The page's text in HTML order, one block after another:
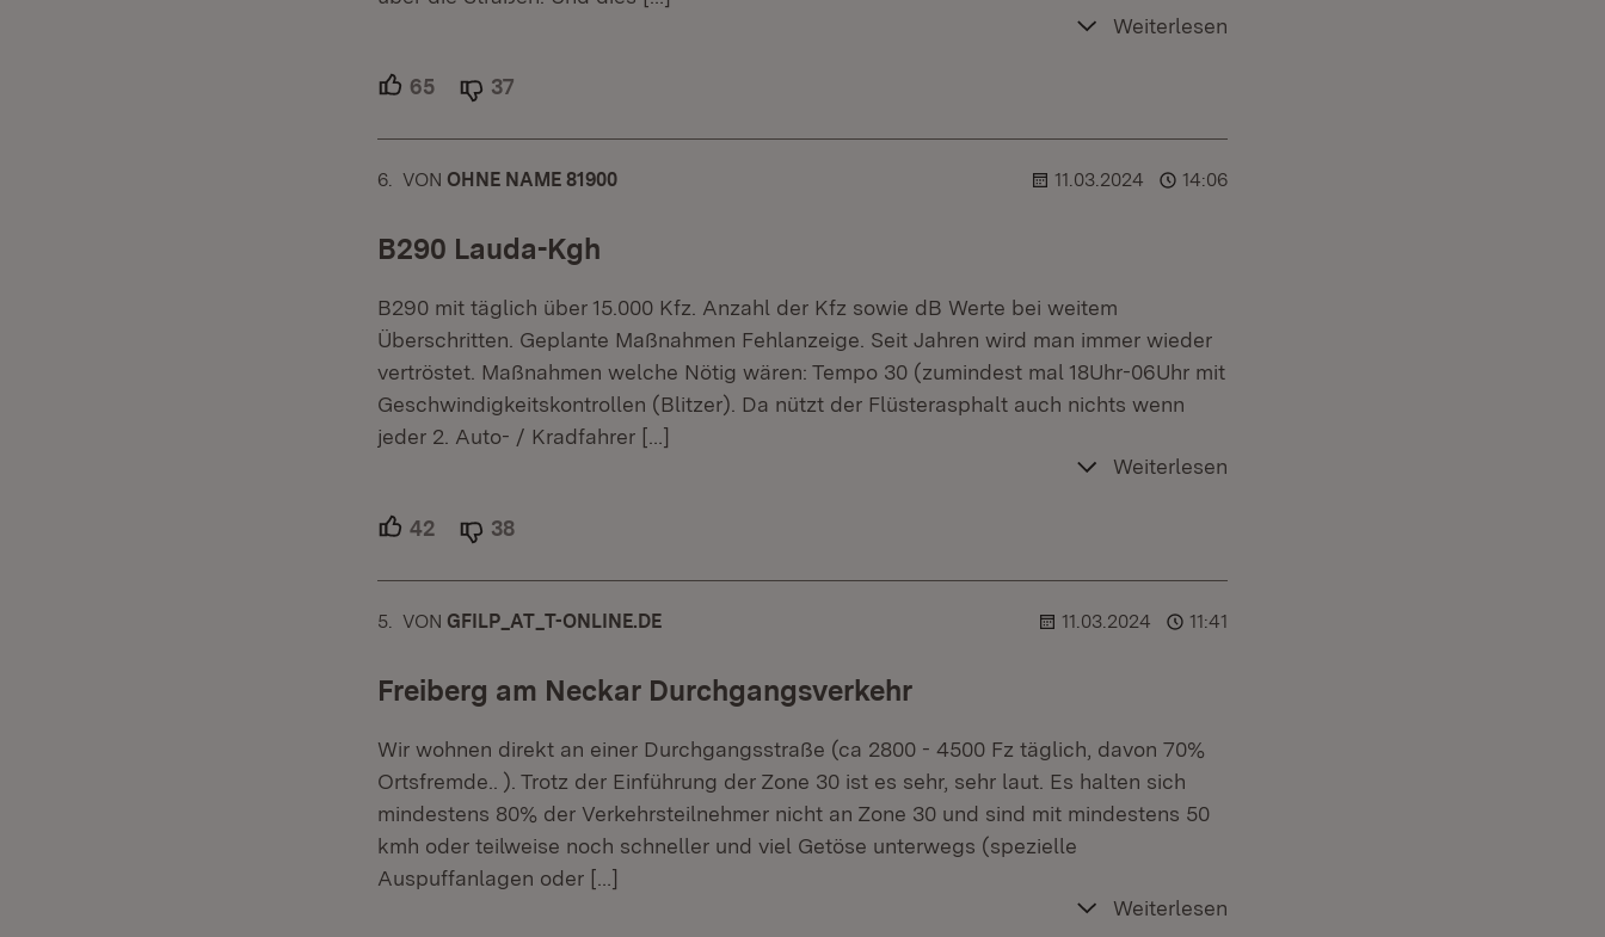
Weiterlesen
65 Unterstützer.
37
6. KOMMENTAR
VON :OHNE NAME 81900 11.03.2024 14:06
B290 Lauda-Kgh
B290 mit täglich über 15.000 Kfz. Anzahl der Kfz sowie dB Werte bei weitem
Überschritten. Geplante Maßnahmen Fehlanzeige. Seit Jahren wird man immer wieder
vertröstet. Maßnahmen welche Nötig wären: Tempo 30 (zumindest mal 18Uhr-06Uhr mit
Geschwindigkeitskontrollen (Blitzer). Da nützt der Flüsterasphalt auch nichts wenn
jeder 2. Auto- / Kradfahrer […]
Weiterlesen
42 Unterstützer.
38
5. KOMMENTAR
VON :GFILP_AT_T-ONLINE.DE 11.03.2024 11:41
Freiberg am Neckar Durchgangsverkehr
Wir wohnen direkt an einer Durchgangsstraße (ca 2800 - 4500 Fz täglich, davon 70%
Ortsfremde.. ). Trotz der Einführung der Zone 30 ist es sehr, sehr laut. Es halten sich
mindestens 80% der Verkehrsteilnehmer nicht an Zone 30 und sind mit mindestens 50
kmh oder teilweise noch schneller und viel Getöse unterwegs (spezielle
Auspuffanlagen oder […]
Weiterlesen